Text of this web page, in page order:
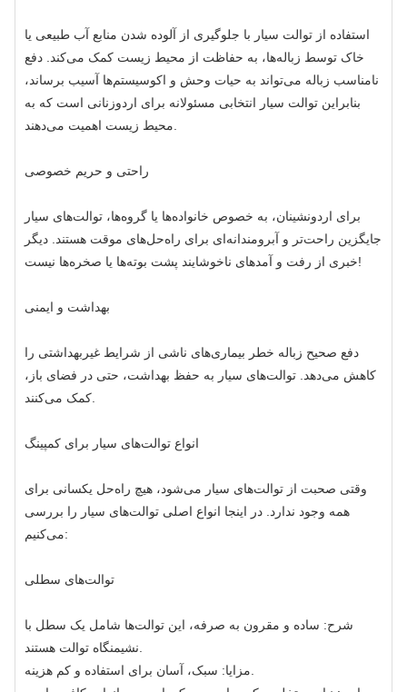
استفاده از توالت سیار با جلوگیری از آلوده شدن منابع آب طبیعی یا
خاک توسط زباله‌ها، به حفاظت از محیط زیست کمک می‌کند. دفع
نامناسب زباله می‌تواند به حیات وحش و اکوسیستم‌ها آسیب برساند،
بنابراین توالت سیار انتخابی مسئولانه برای اردوزنانی است که به
راحتی و حریم خصوصی
برای اردونشینان، به خصوص خانواده‌ها یا گروه‌ها، توالت‌های سیار
جایگزین راحت‌تر و آبرومندانه‌ای برای راه‌حل‌های موقت هستند. دیگر
خبری از رفت و آمدهای ناخوشایند پشت بوته‌ها یا صخره‌ها نیست!
بهداشت و ایمنی
دفع صحیح زباله خطر بیماری‌های ناشی از شرایط غیربهداشتی را
کاهش می‌دهد. توالت‌های سیار به حفظ بهداشت، حتی در فضای باز،
انواع توالت‌های سیار برای کمپینگ
وقتی صحبت از توالت‌های سیار می‌شود، هیچ راه‌حل یکسانی برای
همه وجود ندارد. در اینجا انواع اصلی توالت‌های سیار را بررسی
می‌کنیم:
توالت‌های سطلی
شرح: ساده و مقرون به صرفه، این توالت‌ها شامل یک سطل با